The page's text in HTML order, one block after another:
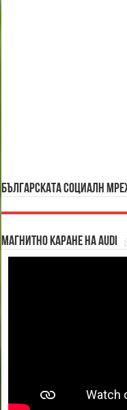
БЪЛГАРСКАТА СОЦИАЛН
Магнитно каране на Audi